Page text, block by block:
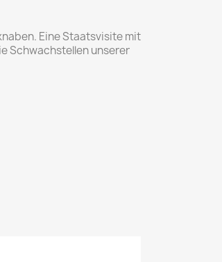
Eine Staatsvisite mit
Schwachstellen unserer